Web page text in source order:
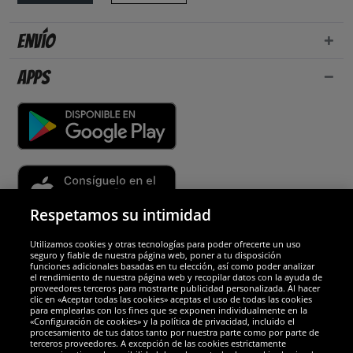
Envío
Apps
Socios y seguridad
Galardones
Respetamos su intimidad
Utilizamos cookies y otras tecnologías para poder ofrecerte un uso
seguro y fiable de nuestra página web, poner a tu disposición
funciones adicionales basadas en tu elección, así como poder analizar
el rendimiento de nuestra página web y recopilar datos con la ayuda de
proveedores terceros para mostrarte publicidad personalizada. Al hacer
clic en «Aceptar todas las cookies» aceptas el uso de todas las cookies
para emplearlas con los fines que se exponen individualmente en la
«Configuración de cookies» y la política de privacidad, incluido el
procesamiento de tus datos tanto por nuestra parte como por parte de
terceros proveedores. A excepción de las cookies estrictamente